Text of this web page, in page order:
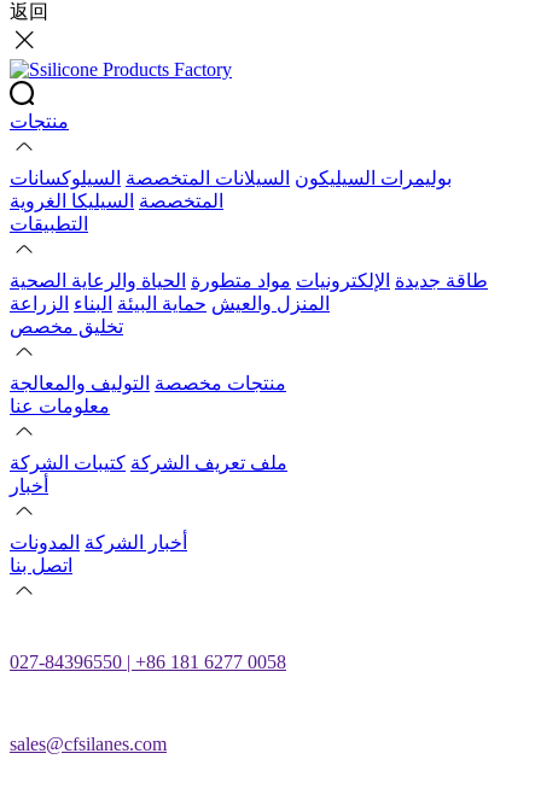
返回
منتجات
بوليمرات السيليكون السيلانات المتخصصة السيلوكسانات
المتخصصة السيليكا الغروية
التطبيقات
طاقة جديدة الإلكترونيات مواد متطورة الحياة والرعاية الصحية
المنزل والعيش حماية البيئة البناء الزراعة
تخليق مخصص
منتجات مخصصة التوليف والمعالجة
معلومات عنا
ملف تعريف الشركة كتيبات الشركة
أخبار
أخبار الشركة المدونات
اتصل بنا
027-84396550 | +86 181 6277 0058
sales@cfsilanes.com